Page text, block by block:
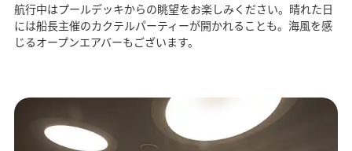
航行中はプールデッキからの眺望をお楽しみください。晴れた日
には船長主催のカクテルパーティーが開かれることも。海風を感
じるオープンエアバーもございます。